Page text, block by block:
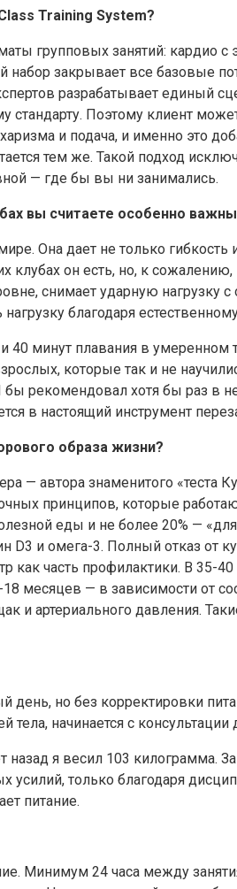
Training System?
групповых занятий: кардио
набор закрывает все базовые
разрабатывает единый
стандарту. Поэтому клиент
и подача, и именно это
тем же. Такой подход
— где бы вы ни занимались.
вы считаете особенно
Она дает не только
клубах он есть, но, к
снимает ударную нагрузку
благодаря
40 минут плавания в
которые так и не
бы рекомендовал хотя бы раз в
в настоящий инструмент
образа жизни?
— автора знаменитого
принципов, которые
еды и не более 20% —
и омега-3. Полный отказ от
часть профилактики. В 35-
месяцев — в зависимости от
и артериального давления.
но без корректировки
начинается с
я весил 103 килограмма.
усилий, только благодаря
питание.
Минимум 24 часа между